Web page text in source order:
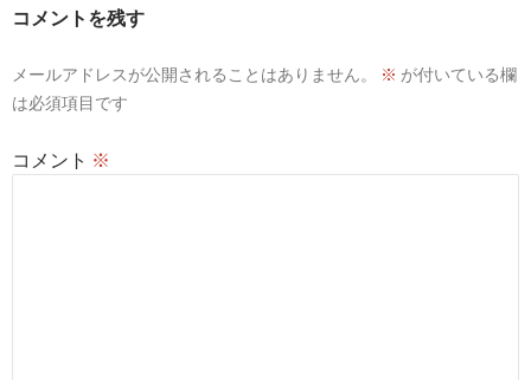
ョ
コメントを残す
メールアドレスが公開されることはありません。 ※ が付いている欄
は必須項目です
コメント ※